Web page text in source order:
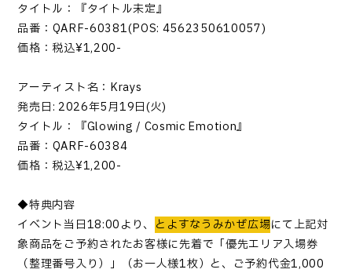
タイトル：『タイトル未定』
品番： QARF-60381(POS: 4562350610057)
価格：税込¥1,200-
アーティスト名： Krays
発売日: 2026年5月19日(火)
タイトル：
『Glowing / Cosmic Emotion』
品番： QARF-60384
価格：税込¥1,200-
◆特典内容
イベント当日18:00より、 とよすなうみかぜ広場にて上記対
象商品をご予約されたお客様に先着で「優先エリア入場券
（整理番号入り）」（お一人様1枚）と、 ご予約代金1,000